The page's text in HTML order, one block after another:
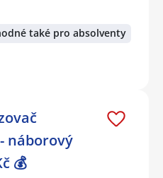
také pro absolventy
náborový
💰